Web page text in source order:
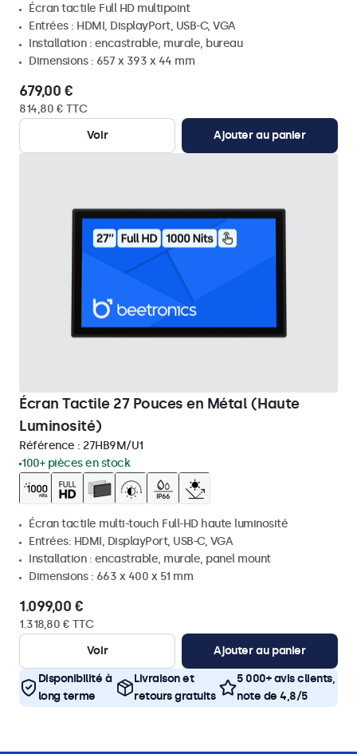
Écran tactile Full HD multipoint
Entrées : HDMI, DisplayPort, USB-C, VGA
Installation : encastrable, murale, bureau
Dimensions : 657 x 393 x 44 mm
679,00 €
814,80 € TTC
Voir
Ajouter au panier
Écran Tactile 27 Pouces en Métal (Haute
Luminosité)
Référence : 27HB9M/U1
100+ pièces en stock
Écran tactile multi-touch Full-HD haute luminosité
Entrées: HDMI, DisplayPort, USB-C, VGA
Installation : encastrable, murale, panel mount
Dimensions : 663 x 400 x 51 mm
1.099,00 €
1.318,80 € TTC
Voir
Ajouter au panier
Disponibilité à
long terme
Livraison et
retours gratuits
5 000+ avis clients,
note de 4,8/5